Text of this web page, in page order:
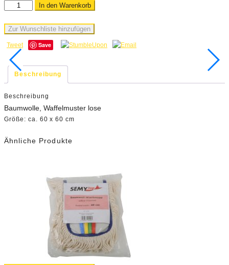
In den Warenkorb
Zur Wunschliste hinzufügen
Tweet Save
Beschreibung
Beschreibung
Baumwolle, Waffelmuster lose
Größe: ca. 60 x 60 cm
Ähnliche Produkte